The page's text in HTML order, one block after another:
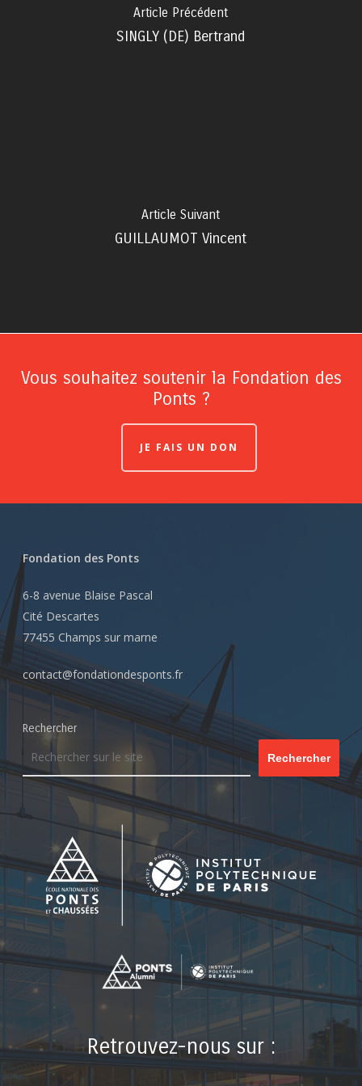
Article Précédent
SINGLY (DE) Bertrand
Article Suivant
GUILLAUMOT Vincent
Vous souhaitez soutenir la Fondation des
Ponts ?
JE FAIS UN DON
Fondation des Ponts
6-8 avenue Blaise Pascal
Cité Descartes
77455 Champs sur marne
contact@fondationdesponts.fr
Rechercher
Rechercher
Retrouvez-nous sur :